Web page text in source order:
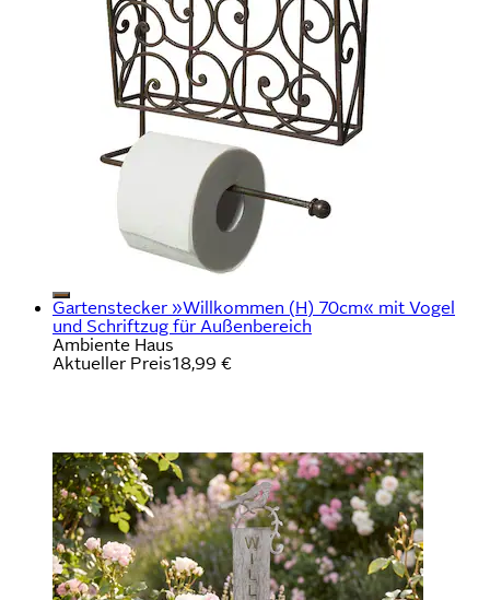
Gartenstecker »Willkommen (H) 70cm« mit Vogel
und Schriftzug für Außenbereich
Ambiente Haus
Aktueller Preis18,99 €